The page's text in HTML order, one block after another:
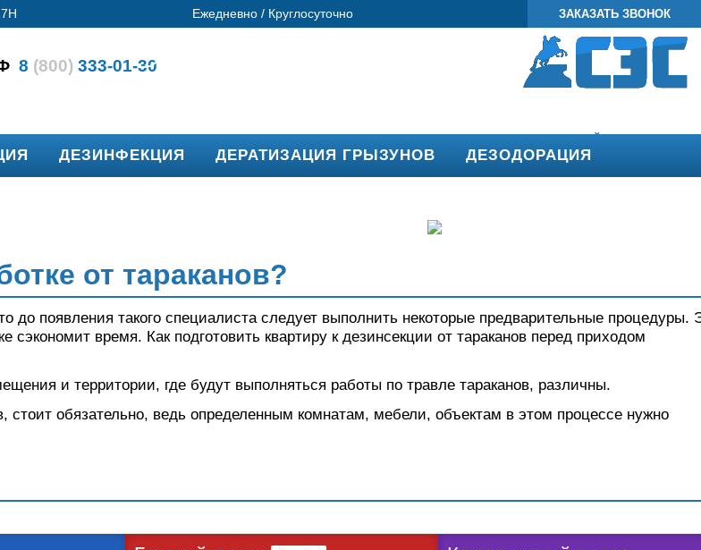
Ежедневно / Круглосуточно ЗАКАЗАТЬ ЗВОНОК
8 (800) 333-01-30
ДЕЗИНФЕКЦИЯ ДЕРАТИЗАЦИЯ ГРЫЗУНОВ ДЕЗОДОРАЦИЯ
от тараканов?
появления такого специалиста следует выполнить некоторые предварительные процедуры.
время. Как подготовить квартиру к дезинсекции от тараканов перед приходом
и территории, где будут выполняться работы по травле тараканов, различны.
стоит обязательно, ведь определенным комнатам, мебели, объектам в этом процессе нужно